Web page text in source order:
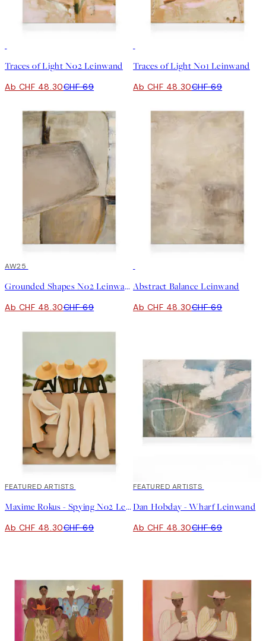
Traces of Light No2 Leinwand
Ab CHF 48.30CHF 69
Traces of Light No1 Leinwand
Ab CHF 48.30CHF 69
30%*
AW25
Grounded Shapes No2 Leinwand
Ab CHF 48.30CHF 69
Abstract Balance Leinwand
Ab CHF 48.30CHF 69
30%*
FEATURED ARTISTS
Maxime Rokus - Spying No2 Leinwand
Ab CHF 48.30CHF 69
30%*
FEATURED ARTISTS
Dan Hobday - Wharf Leinwand
Ab CHF 48.30CHF 69